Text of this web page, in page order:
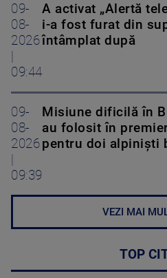
09-
08-
2026
|
09:44
A activat „Alertă
i-a fost furat din
întâmplat după
09-
08-
2026
|
09:39
Misiune dificilă în
au folosit în
pentru doi alpiniști
VEZI MAI
TOP